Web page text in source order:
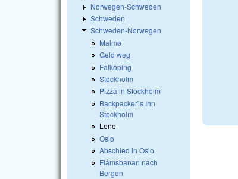
Norwegen-Schweden
Schweden
Schweden-Norwegen
Malmø
Geld weg
Falköping
Stockholm
Pizza in Stockholm
Backpacker`s Inn
Stockholm
Lene
Oslo
Abschied in Oslo
Flåmsbanan nach
Bergen